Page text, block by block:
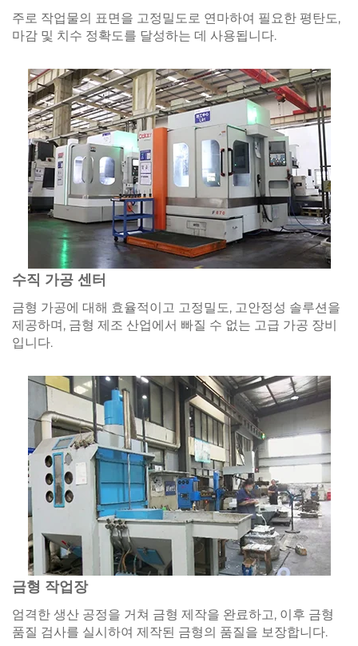
주로 작업물의 표면을 고정밀도로 연마하여 필요한 평탄도,
마감 및 치수 정확도를 달성하는 데 사용됩니다.
수직 가공 센터
금형 가공에 대해 효율적이고 고정밀도, 고안정성 솔루션을
제공하며, 금형 제조 산업에서 빠질 수 없는 고급 가공 장비
입니다.
금형 작업장
엄격한 생산 공정을 거쳐 금형 제작을 완료하고, 이후 금형
품질 검사를 실시하여 제작된 금형의 품질을 보장합니다.